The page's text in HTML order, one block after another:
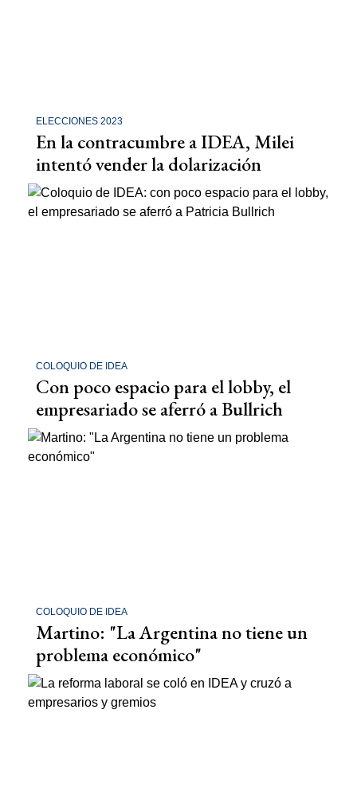
ELECCIONES 2023
En la contracumbre a IDEA, Milei
intentó vender la dolarización
COLOQUIO DE IDEA
Con poco espacio para el lobby, el
empresariado se aferró a Bullrich
COLOQUIO DE IDEA
Martino: "La Argentina no tiene un
problema económico"